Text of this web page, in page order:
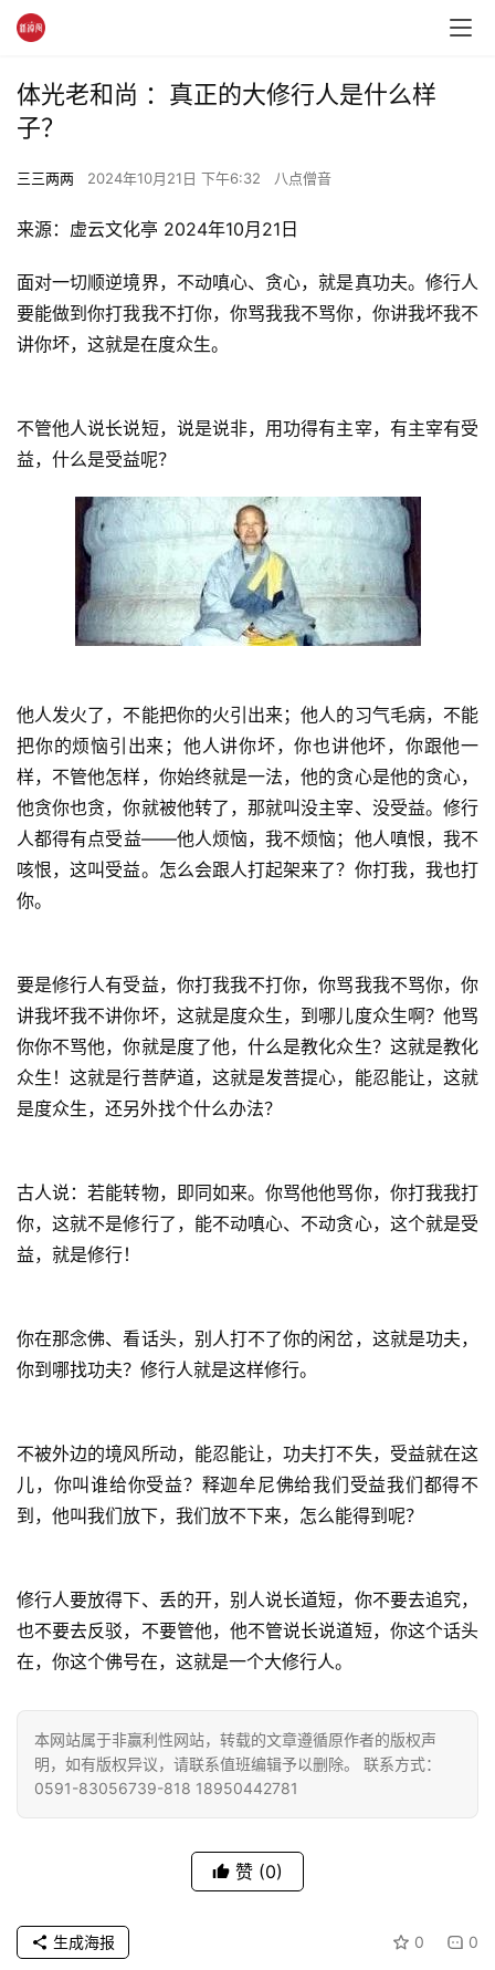
八
点
僧
高
僧
访
心
乐
题
体光老和尚 ：真正的大修行人是什么样
子？
三三两两 2024年10月21日 下午6:32 八点僧音
来源：虚云文化亭 2024年10月21日
面对一切顺逆境界，不动嗔心、贪心，就是真功夫。修行人
要能做到你打我我不打你，你骂我我不骂你，你讲我坏我不
讲你坏，这就是在度众生。
不管他人说长说短，说是说非，用功得有主宰，有主宰有受
益，什么是受益呢？
他人发火了，不能把你的火引出来；他人的习气毛病，不能
把你的烦恼引出来；他人讲你坏，你也讲他坏，你跟他一
样，不管他怎样，你始终就是一法，他的贪心是他的贪心，
他贪你也贪，你就被他转了，那就叫没主宰、没受益。修行
人都得有点受益——他人烦恼，我不烦恼；他人嗔恨，我不
咳恨，这叫受益。怎么会跟人打起架来了？你打我，我也打
你。
要是修行人有受益，你打我我不打你，你骂我我不骂你，你
讲我坏我不讲你坏，这就是度众生，到哪儿度众生啊？他骂
你你不骂他，你就是度了他，什么是教化众生？这就是教化
众生！这就是行菩萨道，这就是发菩提心，能忍能让，这就
是度众生，还另外找个什么办法？
古人说：若能转物，即同如来。你骂他他骂你，你打我我打
你，这就不是修行了，能不动嗔心、不动贪心，这个就是受
益，就是修行！
你在那念佛、看话头，别人打不了你的闲岔，这就是功夫，
你到哪找功夫？修行人就是这样修行。
不被外边的境风所动，能忍能让，功夫打不失，受益就在这
儿，你叫谁给你受益？释迦牟尼佛给我们受益我们都得不
到，他叫我们放下，我们放不下来，怎么能得到呢？
修行人要放得下、丢的开，别人说长道短，你不要去追究，
也不要去反驳，不要管他，他不管说长说道短，你这个话头
在，你这个佛号在，这就是一个大修行人。
本网站属于非赢利性网站，转载的文章遵循原作者的版权声
明，如有版权异议，请联系值班编辑予以删除。 联系方式：
0591-83056739-818 18950442781
赞 (0)
0 0
生成海报